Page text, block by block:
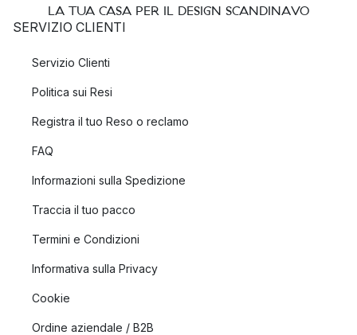
LA TUA CASA PER IL DESIGN SCANDINAVO
SERVIZIO CLIENTI
Servizio Clienti
Politica sui Resi
Registra il tuo Reso o reclamo
FAQ
Informazioni sulla Spedizione
Traccia il tuo pacco
Termini e Condizioni
Informativa sulla Privacy
Cookie
Ordine aziendale / B2B